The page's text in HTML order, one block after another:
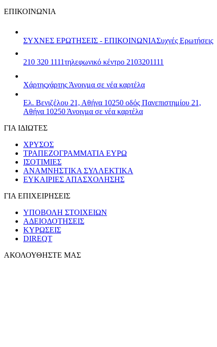
ΕΠΙΚΟΙΝΩΝΙΑ
ΣΥΧΝΕΣ ΕΡΩΤΗΣΕΙΣ - ΕΠΙΚΟΙΝΩΝΙΑΣυχνές Ερωτήσεις
210 320 1111τηλεφωνικό κέντρο 2103201111
Χάρτηςχάρτης Άνοιγμα σε νέα καρτέλα
Ελ. Βενιζέλου 21, Αθήνα 10250 οδός Πανεπιστημίου 21,
Αθήνα 10250 Άνοιγμα σε νέα καρτέλα
ΓΙΑ ΙΔΙΩΤΕΣ
ΧΡΥΣΟΣ
ΤΡΑΠΕΖΟΓΡΑΜΜΑΤΙΑ ΕΥΡΩ
ΙΣΟΤΙΜΙΕΣ
ΑΝΑΜΝΗΣΤΙΚΑ ΣΥΛΛΕΚΤΙΚΑ
ΕΥΚΑΙΡΙΕΣ ΑΠΑΣΧΟΛΗΣΗΣ
ΓΙΑ ΕΠΙΧΕΙΡΗΣΕΙΣ
ΥΠΟΒΟΛΗ ΣΤΟΙΧΕΙΩΝ
ΑΔΕΙΟΔΟΤΗΣΕΙΣ
ΚΥΡΩΣΕΙΣ
DIREQT
ΑΚΟΛΟΥΘΗΣΤΕ ΜΑΣ